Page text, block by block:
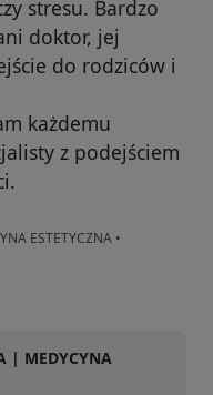
stresu. Bardzo
doktor, jej
do rodziców i
każdemu
z podejściem
ESTETYCZNA •
| MEDYCYNA